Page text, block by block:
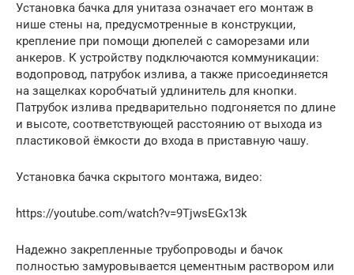
Установка бачка для унитаза означает его монтаж в
нише стены на, предусмотренные в конструкции,
крепление при помощи дюпелей с саморезами или
анкеров. К устройству подключаются коммуникации:
водопровод, патрубок излива, а также присоединяется
на защелках коробчатый удлинитель для кнопки.
Патрубок излива предварительно подгоняется по длине
и высоте, соответствующей расстоянию от выхода из
пластиковой ёмкости до входа в приставную чашу.
Установка бачка скрытого монтажа, видео:
https://youtube.com/watch?v=9TjwsEGx13k
Надежно закрепленные трубопроводы и бачок
полностью замуровывается цементным раствором или